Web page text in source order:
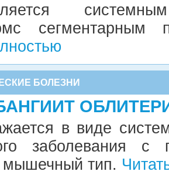
системным
сегментарным
БОЛЕЗНИ
в виде
заболевания с
тип.